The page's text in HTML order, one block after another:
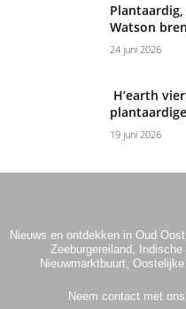
Watson
24 juni 2026
H’earth
19 juni 2026
Nieuws en ontdekken in Oud
Zeeburgereiland,
Nieuwmarktbuurt,
Neem contact met